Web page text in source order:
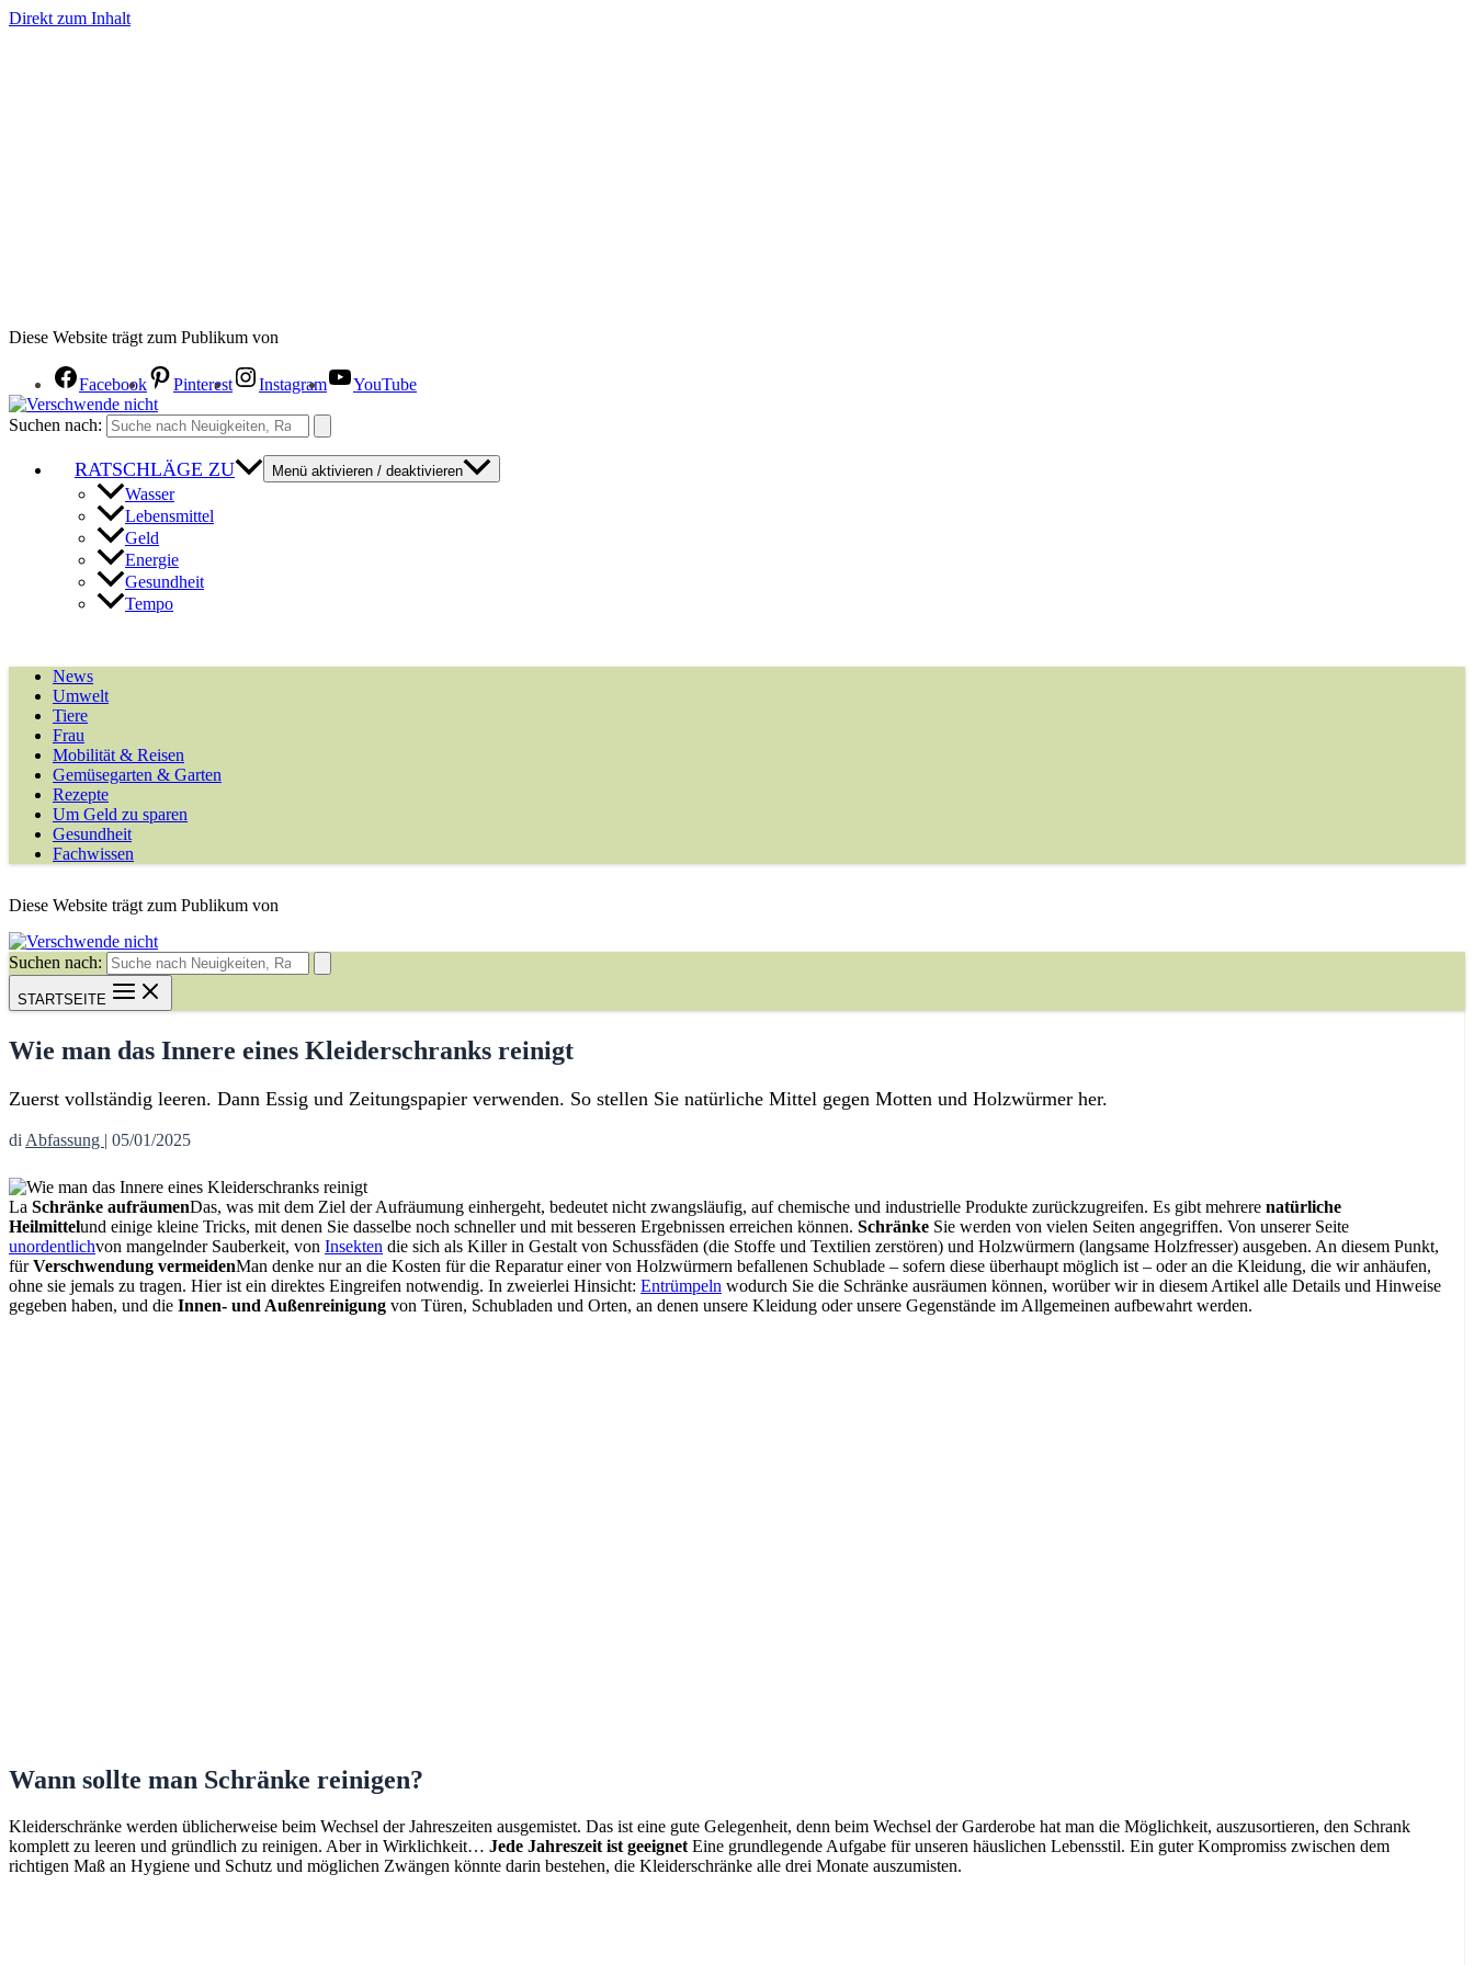
Direkt zum Inhalt
Diese Website trägt zum Publikum von
Facebook Pinterest Instagram YouTube
Suchen nach:
RATSCHLÄGE ZU Menü aktivieren / deaktivieren
Wasser
Lebensmittel
Geld
Energie
Gesundheit
Tempo
News
Umwelt
Tiere
Frau
Mobilität & Reisen
Gemüsegarten & Garten
Rezepte
Um Geld zu sparen
Gesundheit
Fachwissen
Diese Website trägt zum Publikum von
Suchen nach:
STARTSEITE
Wie man das Innere eines Kleiderschranks reinigt
Zuerst vollständig leeren. Dann Essig und Zeitungspapier verwenden. So stellen Sie natürliche Mittel gegen Motten und Holzwürmer her.
di Abfassung | 05/01/2025
La Schränke aufräumenDas, was mit dem Ziel der Aufräumung einhergeht, bedeutet nicht zwangsläufig, auf chemische und industrielle Produkte zurückzugreifen. Es gibt mehrere natürliche
Heilmittelund einige kleine Tricks, mit denen Sie dasselbe noch schneller und mit besseren Ergebnissen erreichen können. Schränke Sie werden von vielen Seiten angegriffen. Von unserer Seite
unordentlichvon mangelnder Sauberkeit, von Insekten die sich als Killer in Gestalt von Schussfäden (die Stoffe und Textilien zerstören) und Holzwürmern (langsame Holzfresser) ausgeben. An diesem Punkt,
fürVerschwendung vermeidenMan denke nur an die Kosten für die Reparatur einer von Holzwürmern befallenen Schublade – sofern diese überhaupt möglich ist – oder an die Kleidung, die wir anhäufen,
ohne sie jemals zu tragen. Hier ist ein direktes Eingreifen notwendig. In zweierlei Hinsicht: Entrümpeln wodurch Sie die Schränke ausräumen können, worüber wir in diesem Artikel alle Details und Hinweise
gegeben haben, und die Innen- und Außenreinigung von Türen, Schubladen und Orten, an denen unsere Kleidung oder unsere Gegenstände im Allgemeinen aufbewahrt werden.
Wann sollte man Schränke reinigen?
Kleiderschränke werden üblicherweise beim Wechsel der Jahreszeiten ausgemistet. Das ist eine gute Gelegenheit, denn beim Wechsel der Garderobe hat man die Möglichkeit, auszusortieren, den Schrank
komplett zu leeren und gründlich zu reinigen. Aber in Wirklichkeit… Jede Jahreszeit ist geeignet Eine grundlegende Aufgabe für unseren häuslichen Lebensstil. Ein guter Kompromiss zwischen dem
richtigen Maß an Hygiene und Schutz und möglichen Zwängen könnte darin bestehen, die Kleiderschränke alle drei Monate auszumisten.